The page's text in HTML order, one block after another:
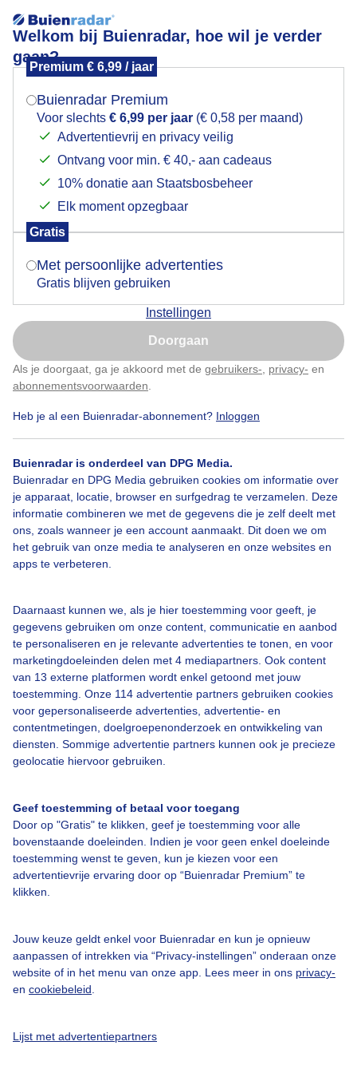
Welkom bij Buienradar, hoe wil je verder
gaan?
Premium € 6,99 / jaar
Buienradar Premium
Voor slechts € 6,99 per jaar (€ 0,58 per maand)
Advertentievrij en privacy veilig
Ontvang voor min. € 40,- aan cadeaus
10% donatie aan Staatsbosbeheer
Elk moment opzegbaar
Gratis
Met persoonlijke advertenties
Gratis blijven gebruiken
Instellingen
Doorgaan
Als je doorgaat, ga je akkoord met de gebruikers- privacy- en
abonnementsvoorwaarden
Heb je al een Buienradar-abonnement? Inloggen
Buienradar is onderdeel van DPG Media.
Buienradar en DPG Media gebruiken cookies om informatie over
je apparaat, locatie, browser en surfgedrag te verzamelen. Deze
informatie combineren we met de gegevens die je zelf deelt met
ons, zoals wanneer je een account aanmaakt. Dit doen we om
het gebruik van onze media te analyseren en onze websites en
apps te verbeteren.
Daarnaast kunnen we, als je hier toestemming voor geeft, je
gegevens gebruiken om onze content, communicatie en aanbod
te personaliseren en je relevante advertenties te tonen, en voor
marketingdoeleinden delen met 4 mediapartners. Ook content
van 13 externe platformen wordt enkel getoond met jouw
toestemming. Onze 114 advertentie partners gebruiken cookies
voor gepersonaliseerde advertenties, advertentie- en
contentmetingen, doelgroepenonderzoek en ontwikkeling van
diensten. Sommige advertentie partners kunnen ook je precieze
geolocatie hiervoor gebruiken.
Geef toestemming of betaal voor toegang
Door op "Gratis" te klikken, geef je toestemming voor alle
bovenstaande doeleinden. Indien je voor geen enkel doeleinde
toestemming wenst te geven, kun je kiezen voor een
advertentievrije ervaring door op “Buienradar Premium” te
klikken.
Jouw keuze geldt enkel voor Buienradar en kun je opnieuw
aanpassen of intrekken via “Privacy-instellingen” onderaan onze
website of in het menu van onze app. Lees meer in ons privacy-
en cookiebeleid
Lijst met advertentiepartners
Bewolkt met een spatje blauw - Enschede
Door: René Wolf Gemaakt: 18-07-2025, 42x bekeken
Een moment geduld aub...
Over Buienradar
Bedrijfsgegevens
Veelgestelde vragen
Contact
Gebruikersvoorwaarden
Adverteren
Buienradar Team
Privacy beleid
Privacy instellingen
Gratis weerdata
Buienradar
Mogen we je locatie gebruiken voor het
Indien je hier nog geen akkoord op hebt gegeven,
verschijnt er zo een pop-up uit je browser waarin
Is goed, toon de popup
Nu niet, misschien later
Klik hierom dit aan te passen